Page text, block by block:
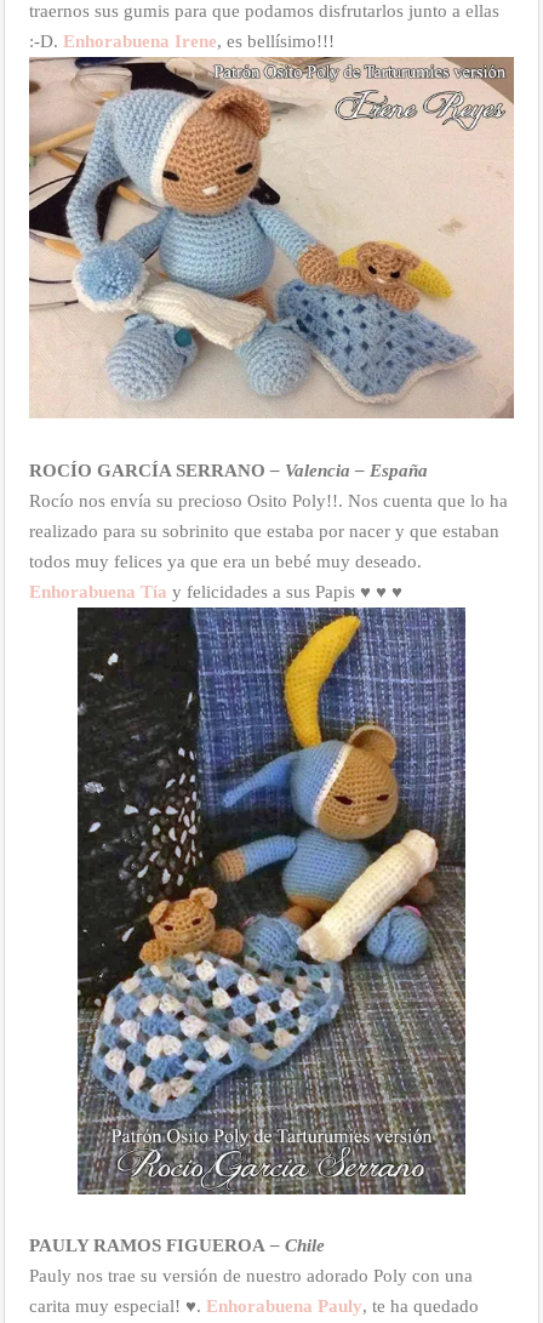
traernos sus gumis para que podamos disfrutarlos junto a ellas
:-D. Enhorabuena Irene, es bellísimo!!!
ROCÍO GARCÍA SERRANO– Valencia – España
Rocío nos envía su precioso Osito Poly!!. Nos cuenta que lo ha
realizado para su sobrinito que estaba por nacer y que estaban
todos muy felices ya que era un bebé muy deseado.
Enhorabuena Tía y felicidades a sus Papis ♥ ♥ ♥
PAULY RAMOS FIGUEROA– Chile
Pauly nos trae su versión de nuestro adorado Poly con una
carita muy especial! ♥. Enhorabuena Pauly, te ha quedado